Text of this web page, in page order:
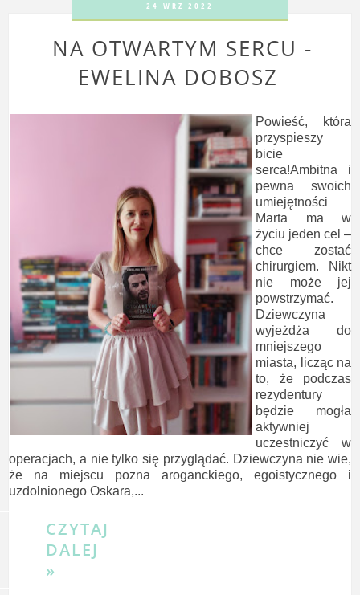
24 WRZ 2022
NA OTWARTYM SERCU -
EWELINA DOBOSZ
Powieść, która
przyspieszy
bicie
serca!Ambitna i
pewna swoich
umiejętności
Marta ma w
życiu jeden cel –
chce zostać
chirurgiem. Nikt
nie może jej
powstrzymać.
Dziewczyna
wyjeżdża do
mniejszego
miasta, licząc na
to, że podczas
rezydentury
będzie mogła
aktywniej
uczestniczyć w
operacjach, a nie tylko się przyglądać. Dziewczyna nie wie,
że na miejscu pozna aroganckiego, egoistycznego i
uzdolnionego Oskara,...
CZYTAJ
DALEJ
»